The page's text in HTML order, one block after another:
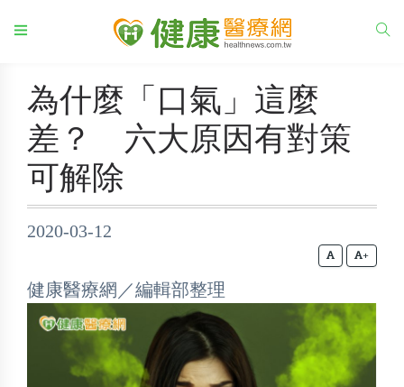
為什麼「口氣」這麼
差？ 六大原因有對策
可解除
2020-03-12
+
健康醫療網／編輯部整理